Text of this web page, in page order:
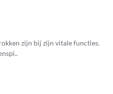
zijn bij zijn vitale functies.